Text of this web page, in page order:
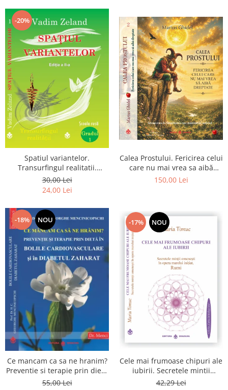
-20%
Spatiul variantelor.
Transurfingul realitatii.
Gradul 1. Cum sa ne
dezvoltam intuitia si sa ne
30,00 Lei
24,00 Lei
Calea Prostului. Fericirea celui
care nu mai vrea sa aibă
dreptate - Intoarcerea la
150,00 Lei
-18% NOU
Ce mancam ca sa ne hranim?
Preventie si terapie prin dieta
in bolile cardiovasculare si in
55,00 Lei
-17% NOU
Cele mai frumoase chipuri ale
iubirii. Secretele mintii
omenesti in opera marelui
42,29 Lei